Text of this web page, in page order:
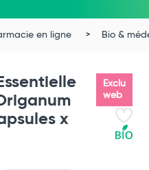
en ligne Bio &
Exclu
web
x